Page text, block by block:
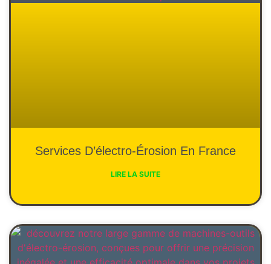
Services D’électro-Érosion En France
LIRE LA SUITE